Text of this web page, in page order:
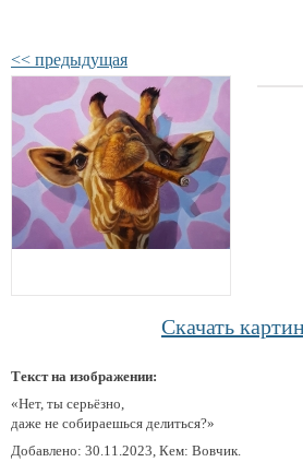
<< предыдущая
Скачать
Текст на изображении:
«Нет, ты серьёзно,
даже не собираешься делиться?»
Добавлено: 30.11.2023, Кем: Вовчик.